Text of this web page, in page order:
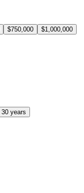
$750,000 $1,000,000
30 years